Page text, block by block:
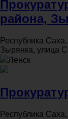
района,
Республика
Зырянка, улица
Ленск
Республика